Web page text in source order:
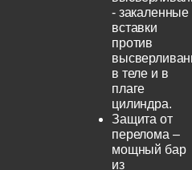
- закаленные
вставки
против
в теле и в
плаге
цилиндра.
Защита от
перелома –
мощный бар
из